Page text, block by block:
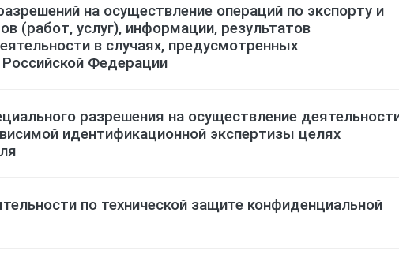
на осуществление операций по экспорту и
(работ, услуг), информации, результатов
в случаях, предусмотренных
Федерации
разрешения на осуществление
идентификационной экспертизы целях
по технической защите конфиденциальной